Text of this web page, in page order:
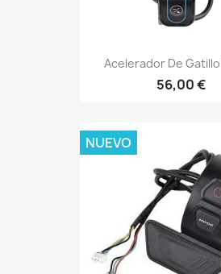
Acelerador De
56,00 €
NUEVO